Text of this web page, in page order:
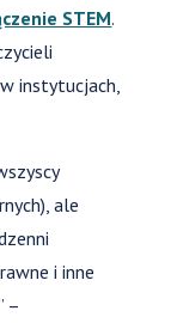
STEM.
instytucjach,
ale
i inne
–